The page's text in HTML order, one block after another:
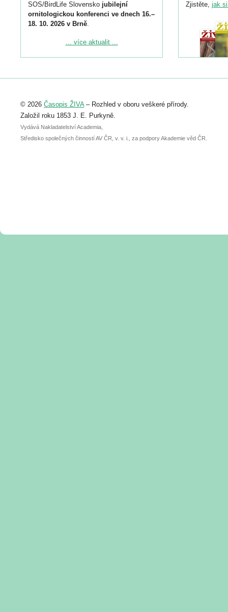
SOS/BirdLife Slovensko jubilejní
ornitologickou konferenci ve dnech 16.–
18. 10. 2026 v Brně.
Podrobnější informace ke konferenci
Registrovat se můžete do 6. září.
abstraktu přihlášené přednášky nebo
posteru je už 30. června.
... více aktualit ...
Zjistěte, jak
© 2026 Časopis ŽIVA– Rozhled v oboru veškeré přírody.
Založil roku 1853 J. E. Purkyně.
Vydává Nakladatelství Academia,
Středisko společných činností AV ČR, v. v. i., za podpory Akademie věd ČR.